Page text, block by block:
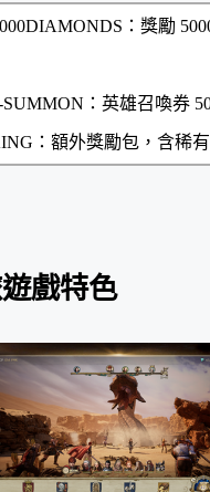
戲特色